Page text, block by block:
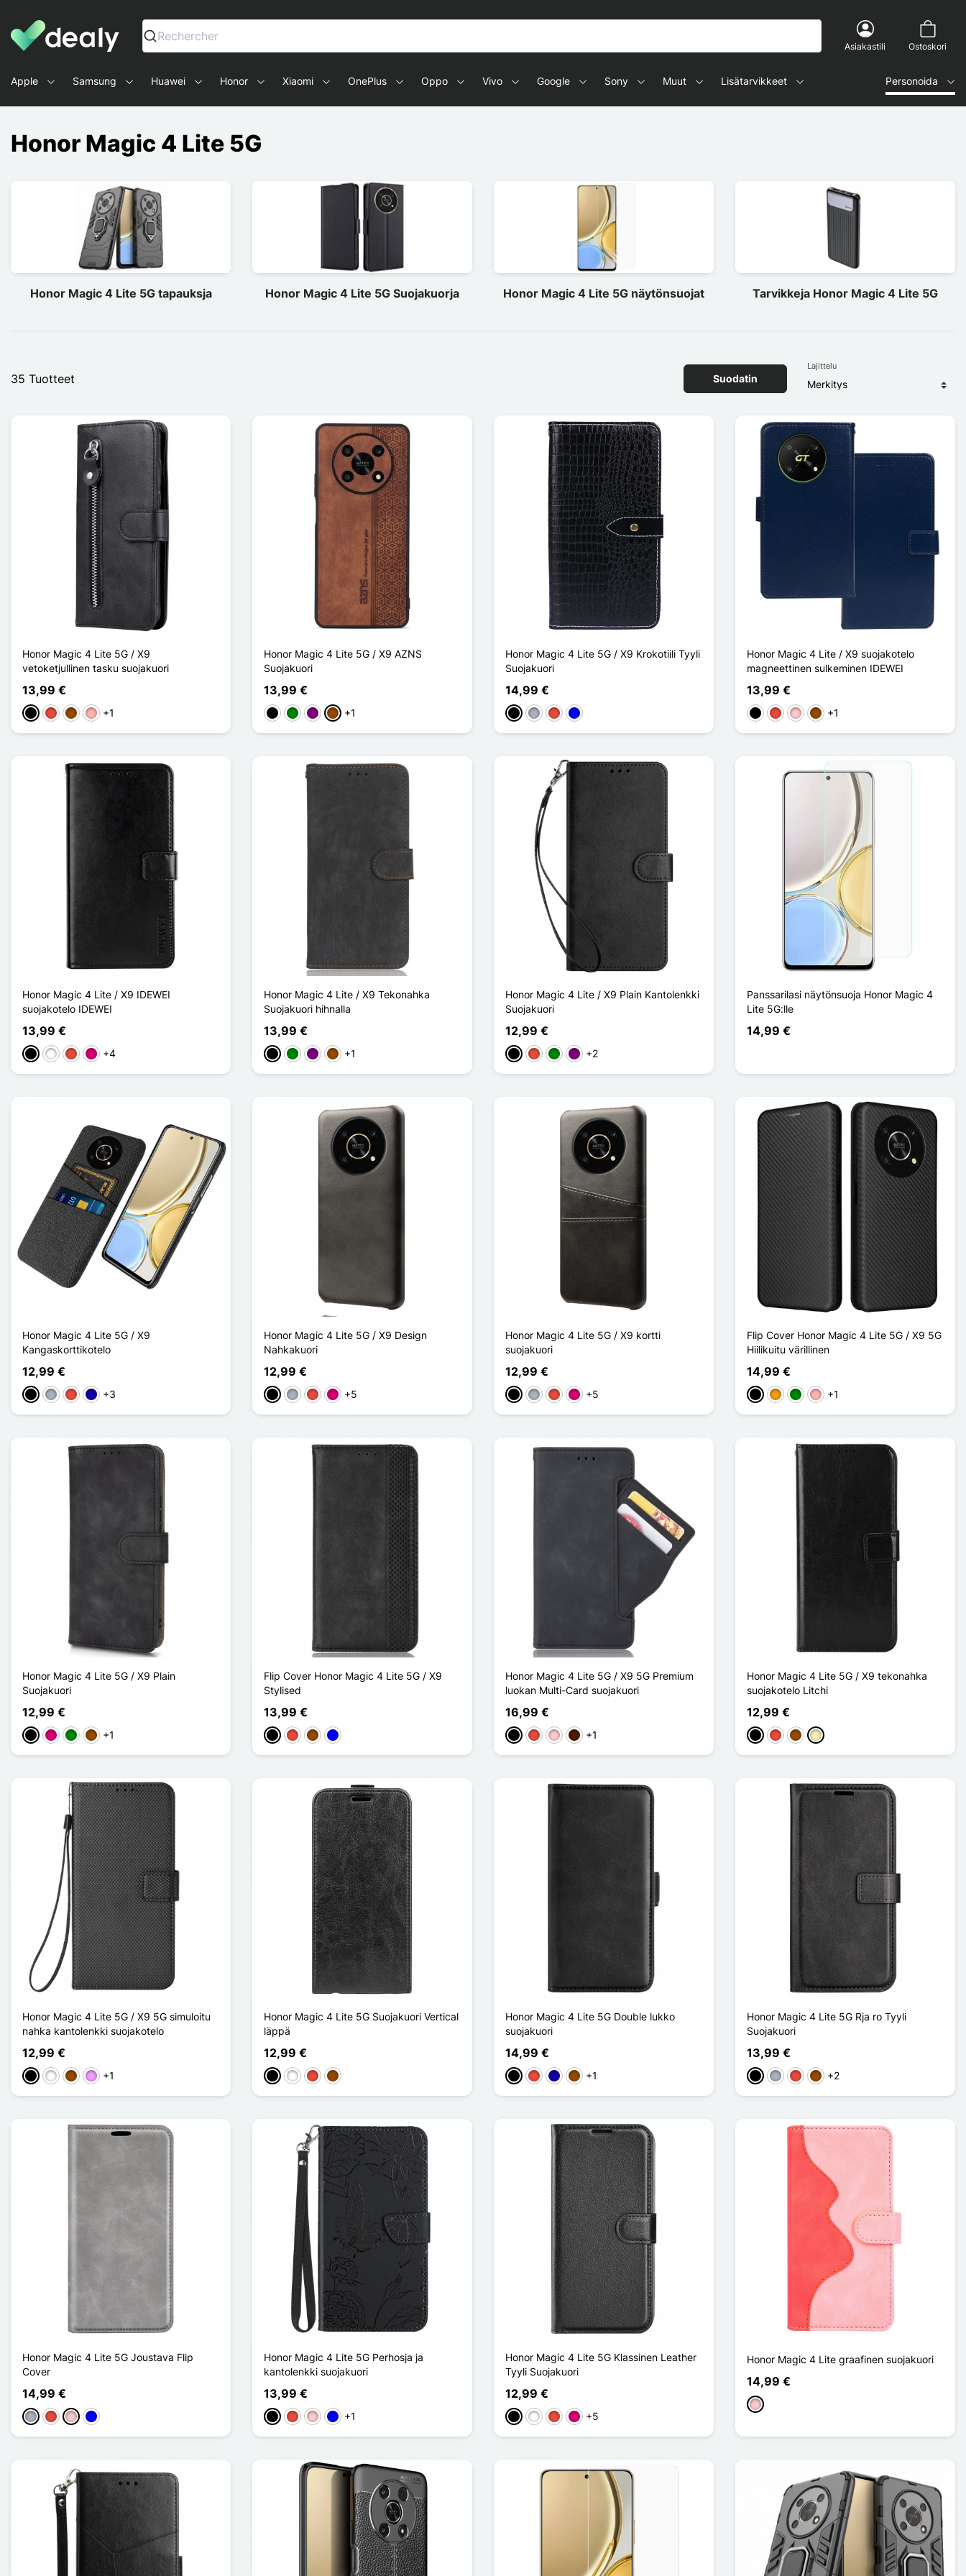
Dealy - Kotelot ja tarvikkeet älypuhelimille ja tableteille
Rechercher
Asiakastili Ostoskori
Apple Samsung Huawei Honor Xiaomi OnePlus Oppo Vivo Google Sony Muut Lisätarvikkeet Personoida
Honor Magic 4 Lite 5G
Honor Magic 4 Lite 5G tapauksja Honor Magic 4 Lite 5G Suojakuorja Honor Magic 4 Lite 5G näytönsuojat Tarvikkeja Honor Magic 4 Lite 5G
35 Tuotteet Suodatin
Lajittelu
Honor Magic 4 Lite 5G / X9
vetoketjullinen tasku suojakuori
13,99 €
MustaPunainen
RuskeaOr Rose
+1
Honor Magic 4 Lite 5G / X9 AZNS
Suojakuori
13,99 €
MustaVihreäVioletRuskea
+1
Honor Magic 4 Lite 5G / X9 Krokotiili Tyyli
Suojakuori
14,99 €
MustaHarmaaPunainen
Sininen
Honor Magic 4 Lite / X9 suojakotelo
magneettinen sulkeminen IDEWEI
13,99 €
MustaPunainen
PinkkiRuskea
+1
Honor Magic 4 Lite / X9 IDEWEI
suojakotelo IDEWEI
13,99 €
MustaValkoinen
Punainen
Magenta
+4
Honor Magic 4 Lite / X9 Tekonahka
Suojakuori hihnalla
13,99 €
MustaVihreäVioletRuskea
+1
Honor Magic 4 Lite / X9 Plain Kantolenkki
Suojakuori
12,99 €
MustaPunainen
VihreäViolet+2
Panssarilasi näytönsuoja Honor Magic 4
Lite 5G:lle
14,99 €
Honor Magic 4 Lite 5G / X9
Kangaskorttikotelo
12,99 €
MustaHarmaaPunainenBleu Foncé
+3
Honor Magic 4 Lite 5G / X9 Design
Nahkakuori
12,99 €
MustaHarmaaPunainen
Magenta
+5
Honor Magic 4 Lite 5G / X9 kortti
suojakuori
12,99 €
MustaHarmaaPunainen
Magenta
+5
Flip Cover Honor Magic 4 Lite 5G / X9 5G
Hiilikuitu värillinen
14,99 €
MustaOranssiVihreäOr Rose
+1
Honor Magic 4 Lite 5G / X9 Plain
Suojakuori
12,99 €
MustaMagenta
VihreäRuskea
+1
Flip Cover Honor Magic 4 Lite 5G / X9
Stylised
13,99 €
MustaPunainen
RuskeaSininen
Honor Magic 4 Lite 5G / X9 5G Premium
luokan Multi-Card suojakuori
16,99 €
MustaPunainen
PinkkiMarron Foncé
+1
Honor Magic 4 Lite 5G / X9 tekonahka
suojakotelo Litchi
12,99 €
MustaPunainen
Ruskea
Doré
Honor Magic 4 Lite 5G / X9 5G simuloitu
nahka kantolenkki suojakotelo
12,99 €
MustaValkoinen
RuskeaViolet Clair
+1
Honor Magic 4 Lite 5G Suojakuori Vertical
läppä
12,99 €
MustaValkoinen
Punainen
Ruskea
Honor Magic 4 Lite 5G Double lukko
suojakuori
14,99 €
MustaPunainenBleu Foncé
Ruskea
+1
Honor Magic 4 Lite 5G Rja ro Tyyli
Suojakuori
13,99 €
MustaHarmaaPunainen
Ruskea
+2
Honor Magic 4 Lite 5G Joustava Flip
Cover
14,99 €
HarmaaPunainen
PinkkiSininen
Honor Magic 4 Lite 5G Perhosja ja
kantolenkki suojakuori
13,99 €
MustaPunainen
PinkkiSininen
+1
Honor Magic 4 Lite 5G Klassinen Leather
Tyyli Suojakuori
12,99 €
MustaValkoinen
Punainen
Magenta
+5
Honor Magic 4 Lite graafinen suojakuori
14,99 €
Pinkki